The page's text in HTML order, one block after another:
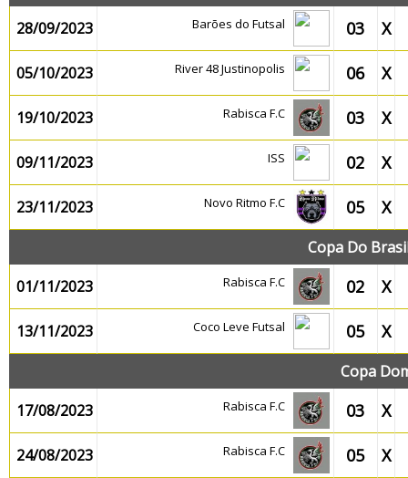
28/09/2023
Barões do Futsal 03 X
05/10/2023 River 48 Justinopolis 06 X
19/10/2023 Rabisca F.C 03 X
09/11/2023 ISS 02 X
23/11/2023 Novo Ritmo F.C 05 X
Copa Do
01/11/2023
Rabisca F.C 02 X
13/11/2023 Coco Leve Futsal 05 X
Copa
17/08/2023
Rabisca F.C 03 X
24/08/2023 Rabisca F.C 05 X